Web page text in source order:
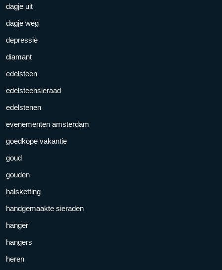
dagje uit
dagje weg
depressie
diamant
edelsteen
edelsteensieraad
edelstenen
evenementen amsterdam
goedkope vakantie
goud
gouden
halsketting
handgemaakte sieraden
hanger
hangers
heren